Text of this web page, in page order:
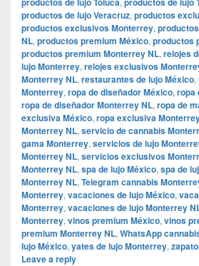
productos de lujo Veracruz, productos
productos exclusivos Monterrey,
NL, productos premium México, productos
productos premium Monterrey NL, relojes
lujo Monterrey, relojes exclusivos
Monterrey NL, restaurantes de lujo México,
Monterrey, ropa de diseñador México, ropa
ropa de diseñador Monterrey NL, ropa de
exclusiva México, ropa exclusiva
Monterrey NL, servicio de cannabis
gama Monterrey, servicios de lujo
Monterrey NL, servicios exclusivos
Monterrey NL, spa de lujo México, spa de
Monterrey NL, Telegram cannabis
Monterrey, vacaciones de lujo México,
Monterrey, vacaciones de lujo Monterrey
Monterrey, vinos premium México, vinos
premium Monterrey NL, WhatsApp
lujo México, yates de lujo Monterrey,
Leave a reply